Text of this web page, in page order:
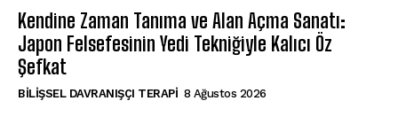
Kendine Zaman Tanıma ve Alan Açma Sanatı:
Japon Felsefesinin Yedi Tekniğiyle Kalıcı Öz
Şefkat
BILIŞSEL DAVRANIŞÇI TERAPI 8 Ağustos 2026